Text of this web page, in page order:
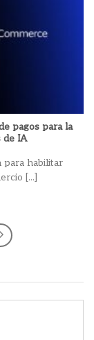
pagos para la
de IA
para habilitar
[...]